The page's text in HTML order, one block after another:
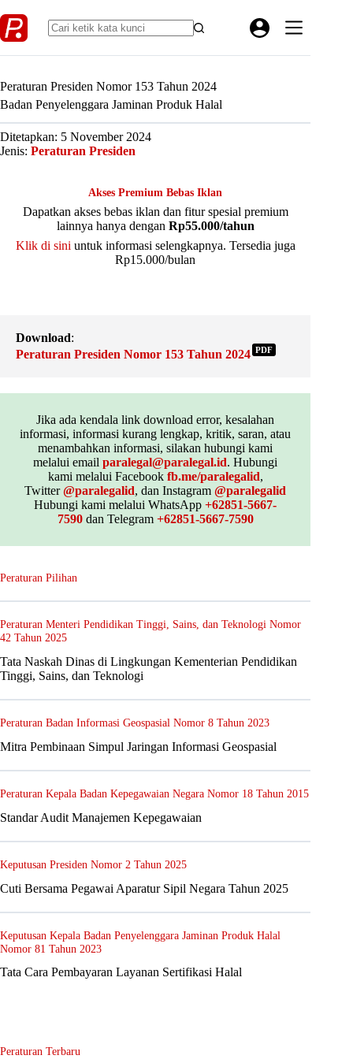
to
content
Peraturan Presiden Nomor 153 Tahun 2024
Badan Penyelenggara Jaminan Produk Halal
Ditetapkan: 5 November 2024
Jenis: Peraturan Presiden
Akses Premium Bebas Iklan
Dapatkan akses bebas iklan dan fitur spesial premium
lainnya hanya dengan Rp55.000/tahun
Klik di sini untuk informasi selengkapnya. Tersedia juga
Rp15.000/bulan
Download:
Peraturan Presiden Nomor 153 Tahun 2024 PDF
Jika ada kendala link download error, kesalahan
informasi, informasi kurang lengkap, kritik, saran, atau
menambahkan informasi, silakan hubungi kami
melalui emailparalegal@paralegal.id. Hubungi
kami melalui Facebook fb.me/paralegalid,
Twitter@paralegalid, dan Instagram@paralegalid
Hubungi kami melalui WhatsApp+62851-5667-
7590dan Telegram +62851-5667-7590
Peraturan Pilihan
Peraturan Menteri Pendidikan Tinggi, Sains, dan Teknologi Nomor
42 Tahun 2025
Tata Naskah Dinas di Lingkungan Kementerian Pendidikan
Tinggi, Sains, dan Teknologi
Peraturan Badan Informasi Geospasial Nomor 8 Tahun 2023
Mitra Pembinaan Simpul Jaringan Informasi Geospasial
Peraturan Kepala Badan Kepegawaian Negara Nomor 18 Tahun 2015
Standar Audit Manajemen Kepegawaian
Keputusan Presiden Nomor 2 Tahun 2025
Cuti Bersama Pegawai Aparatur Sipil Negara Tahun 2025
Keputusan Kepala Badan Penyelenggara Jaminan Produk Halal
Nomor 81 Tahun 2023
Tata Cara Pembayaran Layanan Sertifikasi Halal
Peraturan Terbaru